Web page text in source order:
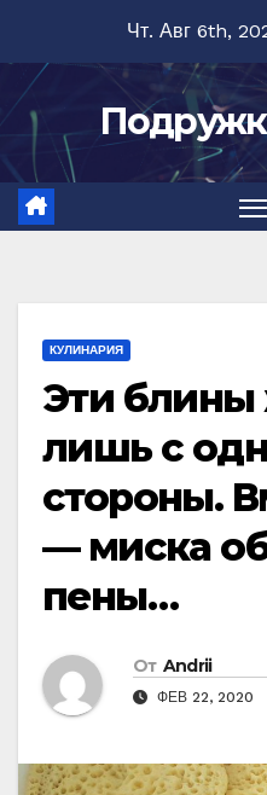
содержимому
Чт. Авг 6th,
КУЛИНАРИЯ
Эти блины
лишь с
стороны.
— миска
пены…
От Andrii
ФЕВ 22, 2020